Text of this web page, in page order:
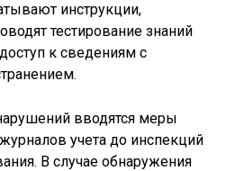
инструкции,
тестирование знаний
к сведениям с
вводятся меры
учета до инспекций
В случае обнаружения